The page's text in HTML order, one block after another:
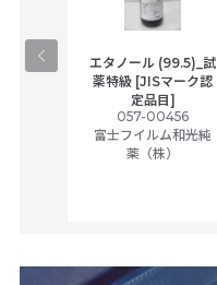
エタノール (99.5)_試
薬特級 [JISマーク認
定品目]
057-00456
富士フイルム和光純
薬（株）